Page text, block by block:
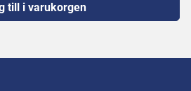
höjd 92cm
höjd 220cm
till i varukorgen